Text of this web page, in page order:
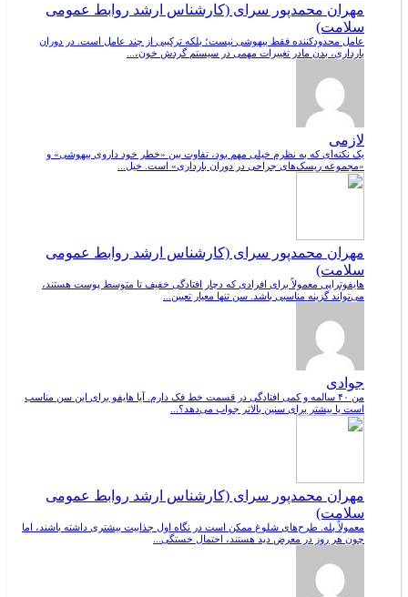
مهران محمدپور سرای (کارشناس ارشد روابط عمومی
سلامت)
عامل محدودکننده فقط بیهوشی نیست؛ بلکه ترکیبی از چند عامل است. در دوران
بارداری، بدن مادر تغییرات مهمی در سیستم گردش خون،...
لازمی
یک نکته‌ای که به نظرم خیلی مهم بود، تفاوت بین «خطر خود داروی بیهوشی» و
«مجموعه ریسک‌های جراحی در دوران بارداری» است. خیل...
مهران محمدپور سرای (کارشناس ارشد روابط عمومی
سلامت)
هایفوتراپی معمولاً برای افرادی که دچار افتادگی خفیف تا متوسط پوست هستند،
می‌تواند گزینه مناسبی باشد. سن تنها معیار تعیین...
جوادی
من ۴۰ سالمه و کمی افتادگی در قسمت خط فک دارم. آیا هایفو برای این سن مناسب
است یا بیشتر برای سنین بالاتر جواب می‌دهد؟...
مهران محمدپور سرای (کارشناس ارشد روابط عمومی
سلامت)
معمولاً بله. طرح‌های شلوغ ممکن است در نگاه اول جذابیت بیشتری داشته باشند، اما
چون هر روز در معرض دید هستند، احتمال خستگی...